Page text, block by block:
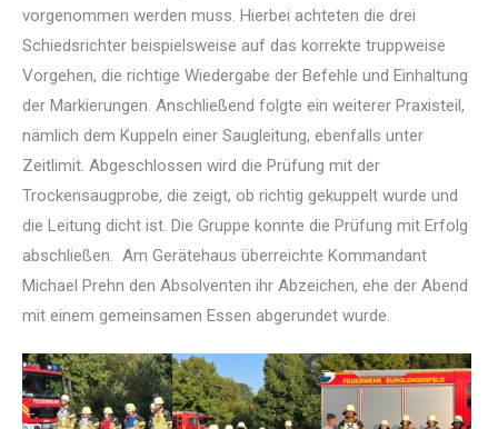
vorgenommen werden muss. Hierbei achteten die drei
Schiedsrichter beispielsweise auf das korrekte truppweise
Vorgehen, die richtige Wiedergabe der Befehle und Einhaltung
der Markierungen. Anschließend folgte ein weiterer Praxisteil,
nämlich dem Kuppeln einer Saugleitung, ebenfalls unter
Zeitlimit. Abgeschlossen wird die Prüfung mit der
Trockensaugprobe, die zeigt, ob richtig gekuppelt wurde und
die Leitung dicht ist. Die Gruppe konnte die Prüfung mit Erfolg
abschließen. Am Gerätehaus überreichte Kommandant
Michael Prehn den Absolventen ihr Abzeichen, ehe der Abend
mit einem gemeinsamen Essen abgerundet wurde.